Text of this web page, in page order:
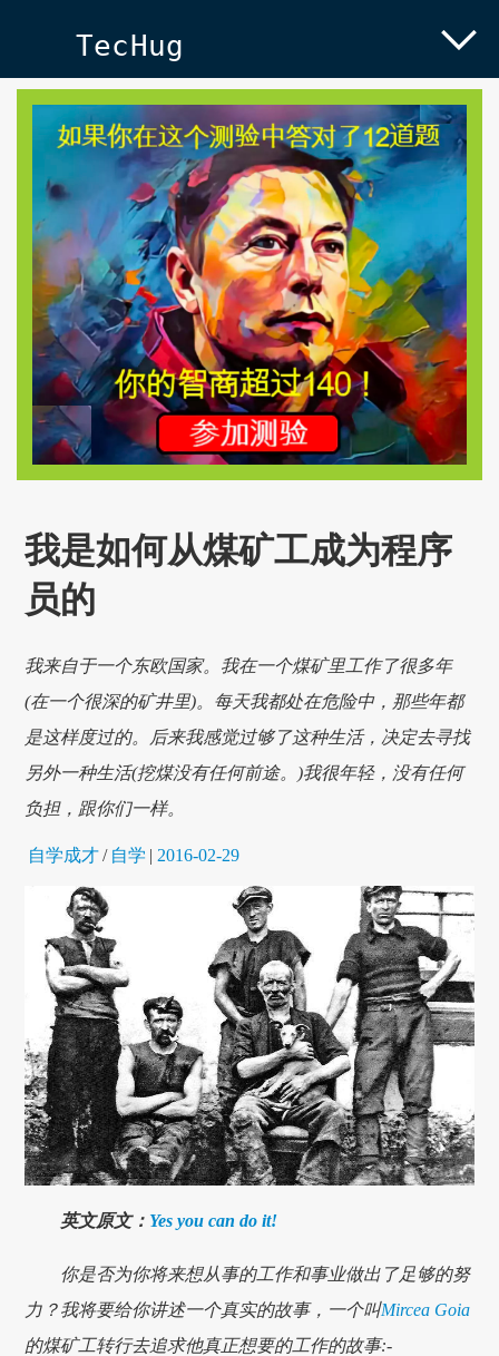
TecHug
我是如何从煤矿工成为程序
员的
我来自于一个东欧国家。我在一个煤矿里工作了很多年
(在一个很深的矿井里)。每天我都处在危险中，那些年都
是这样度过的。后来我感觉过够了这种生活，决定去寻找
另外一种生活(挖煤没有任何前途。)我很年轻，没有任何
负担，跟你们一样。
自学成才/ 自学 | 2016-02-29
英文原文： Yes you can do it!
你是否为你将来想从事的工作和事业做出了足够的努
力？我将要给你讲述一个真实的故事，一个叫Mircea Goia
的煤矿工转行去追求他真正想要的工作的故事:-